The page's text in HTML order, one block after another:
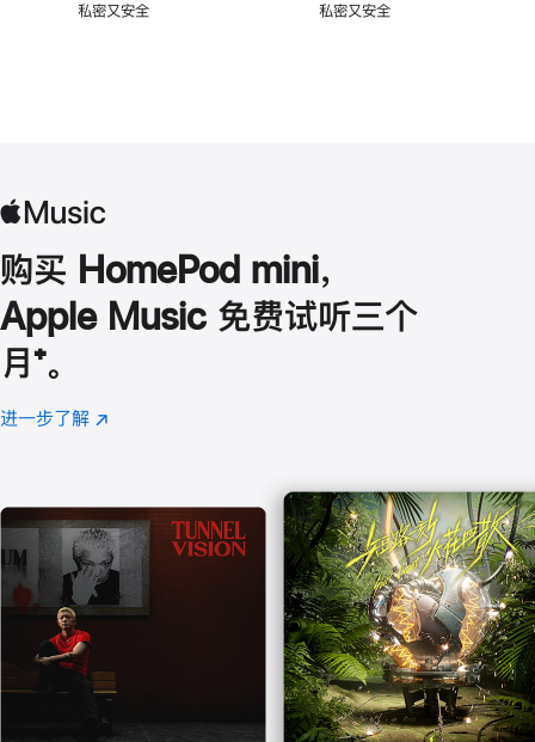
私密又安全 私密又安全
购买 HomePod mini，
Apple Music 免费试听三个
月 脚
注
⁺。
进一步了解 Apple
(在
口
中
打
开)